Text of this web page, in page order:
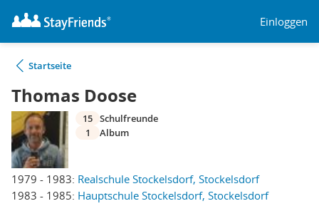
Einloggen
Startseite
Thomas Doose
1979 - 1983: Realschule Stockelsdorf, Stockelsdorf
1983 - 1985: Hauptschule Stockelsdorf, Stockelsdorf
15 Schulfreunde
1
Album